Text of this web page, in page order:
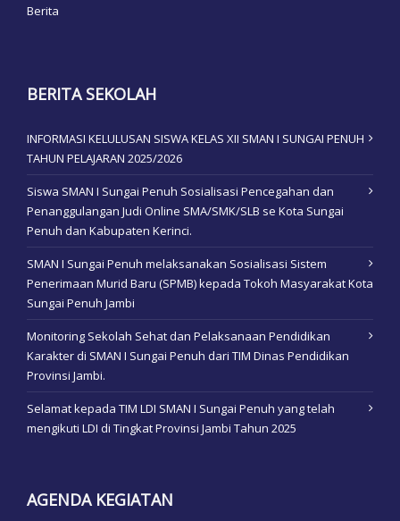
Berita
BERITA SEKOLAH
INFORMASI KELULUSAN SISWA KELAS XII SMAN I SUNGAI PENUH
TAHUN PELAJARAN 2025/2026
Siswa SMAN I Sungai Penuh Sosialisasi Pencegahan dan
Penanggulangan Judi Online SMA/SMK/SLB se Kota Sungai
Penuh dan Kabupaten Kerinci.
SMAN I Sungai Penuh melaksanakan Sosialisasi Sistem
Penerimaan Murid Baru (SPMB) kepada Tokoh Masyarakat Kota
Sungai Penuh Jambi
Monitoring Sekolah Sehat dan Pelaksanaan Pendidikan
Karakter di SMAN I Sungai Penuh dari TIM Dinas Pendidikan
Provinsi Jambi.
Selamat kepada TIM LDI SMAN I Sungai Penuh yang telah
mengikuti LDI di Tingkat Provinsi Jambi Tahun 2025
AGENDA KEGIATAN